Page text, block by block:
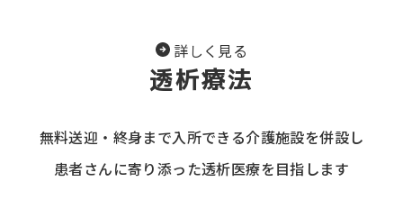
詳しく見る
透析療法
無料送迎・終身まで入所できる介護施設を併設し
患者さんに寄り添った透析医療を目指します